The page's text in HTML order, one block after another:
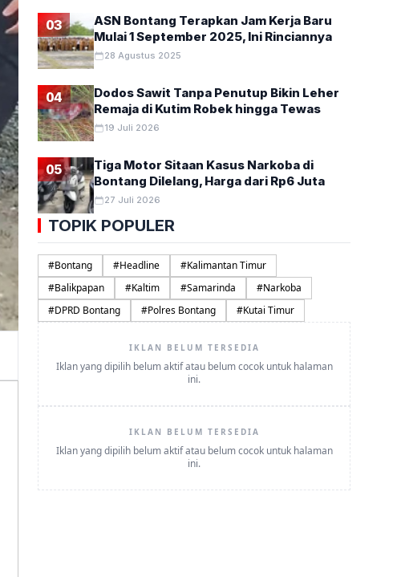
03
ASN Bontang Terapkan Jam Kerja Baru
Mulai 1 September 2025, Ini Rinciannya
28 Agustus 2025
04
Dodos Sawit Tanpa Penutup Bikin Leher
Remaja di Kutim Robek hingga Tewas
19 Juli 2026
05
Tiga Motor Sitaan Kasus Narkoba di
Bontang Dilelang, Harga dari Rp6 Juta
27 Juli 2026
TOPIK POPULER
#Bontang #Headline #Kalimantan Timur
#Balikpapan #Kaltim #Samarinda #Narkoba
#DPRD Bontang #Polres Bontang #Kutai Timur
IKLAN BELUM TERSEDIA
Iklan yang dipilih belum aktif atau belum cocok untuk halaman
ini.
IKLAN BELUM TERSEDIA
Iklan yang dipilih belum aktif atau belum cocok untuk halaman
ini.